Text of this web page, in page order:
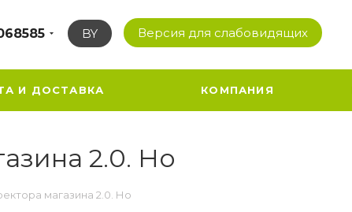
BY Версия для слабовидящих
И ДОСТАВКА КОМПАНИЯ
2.0. Но
магазина 2.0. Но